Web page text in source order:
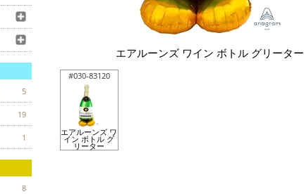
5
19
1
8
エアルーンズ ワイン ボトル グリーター
#030-83120
エアルーンズ ワ
イン ボトル グ
リーター